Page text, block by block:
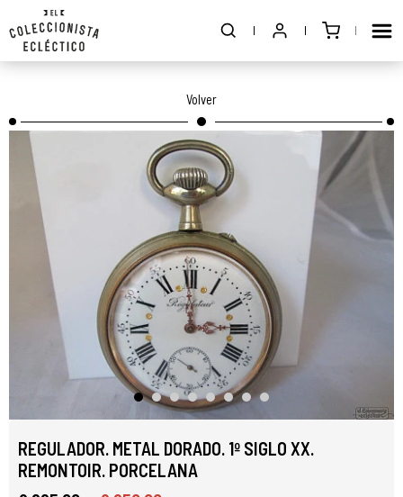
Volver
REGULADOR. METAL DORADO. 1º SIGLO XX.
REMONTOIR. PORCELANA